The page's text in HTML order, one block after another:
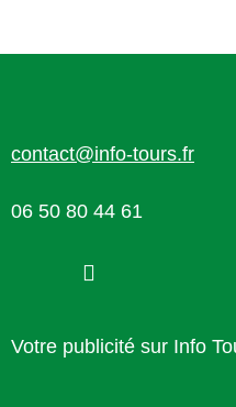
contact@info-tours.fr
06 50 80 44 61
Votre publicité sur Info